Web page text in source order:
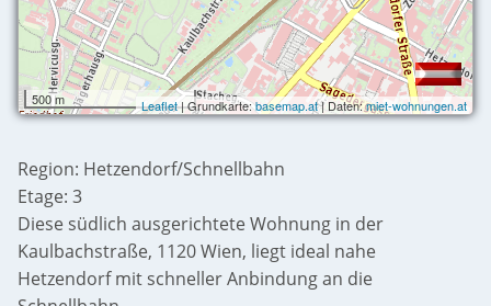
500 m Leaflet| Grundkarte:basemap.at| Daten:miet-wohnungen.at
Region: Hetzendorf/Schnellbahn
Etage: 3
Diese südlich ausgerichtete Wohnung in der
Kaulbachstraße, 1120 Wien, liegt ideal nahe
Hetzendorf mit schneller Anbindung an die